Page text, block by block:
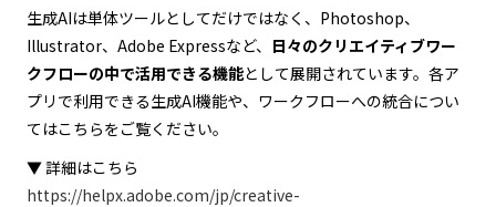
生成AIは単体ツールとしてだけではなく、Photoshop、
Illustrator、Adobe Expressなど、 日々のクリエイティブワー
クフローの中で活用できる機能として展開されています。各ア
プリで利用できる生成AI機能や、ワークフローへの統合につい
てはこちらをご覧ください。
▼ 詳細はこちら
https://helpx.adobe.com/jp/creative-